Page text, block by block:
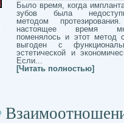
Было время, когда
зубов была
методом
настоящее время
поменялось и этот метод
выгоден с
эстетической и
Если...
[Читать полностью]